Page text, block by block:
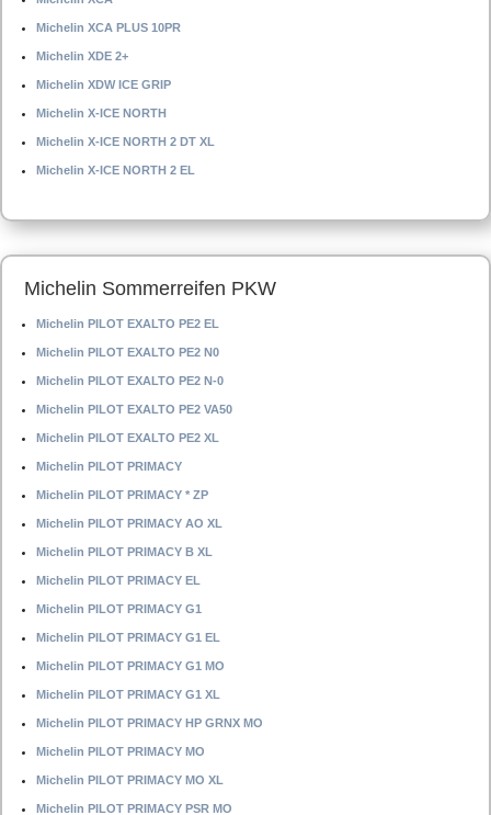
Michelin XCA PLUS 10PR
Michelin XDE 2+
Michelin XDW ICE GRIP
Michelin X-ICE NORTH
Michelin X-ICE NORTH 2 DT XL
Michelin X-ICE NORTH 2 EL
Michelin Sommerreifen PKW
Michelin PILOT EXALTO PE2 EL
Michelin PILOT EXALTO PE2 N0
Michelin PILOT EXALTO PE2 N-0
Michelin PILOT EXALTO PE2 VA50
Michelin PILOT EXALTO PE2 XL
Michelin PILOT PRIMACY
Michelin PILOT PRIMACY * ZP
Michelin PILOT PRIMACY AO XL
Michelin PILOT PRIMACY B XL
Michelin PILOT PRIMACY EL
Michelin PILOT PRIMACY G1
Michelin PILOT PRIMACY G1 EL
Michelin PILOT PRIMACY G1 MO
Michelin PILOT PRIMACY G1 XL
Michelin PILOT PRIMACY HP GRNX MO
Michelin PILOT PRIMACY MO
Michelin PILOT PRIMACY MO XL
Michelin PILOT PRIMACY PSR MO